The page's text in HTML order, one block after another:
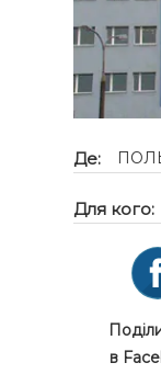
Де:
Для кого:
в